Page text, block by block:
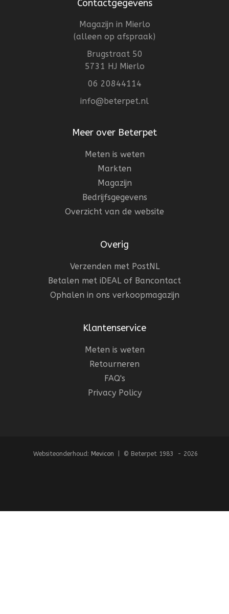
Contactgegevens
Magazijn in Mierlo
(alleen op afspraak)
Brugstraat 50
5731 HJ Mierlo
06 20844114
info@beterpet.nl
Meer over Beterpet
Meten is weten
Markten
Magazijn
Bedrijfsgegevens
Overzicht van de website
Overig
Verzenden met PostNL
Betalen met iDEAL of Bancontact
Ophalen in ons verkoopmagazijn
Klantenservice
Meten is weten
Retourneren
FAQ's
Privacy Policy
Websiteonderhoud: Mevicon | © Beterpet 1983 - 2026